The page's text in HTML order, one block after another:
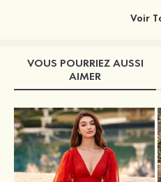
Voir
VOUS POURRIEZ AUSSI
AIMER